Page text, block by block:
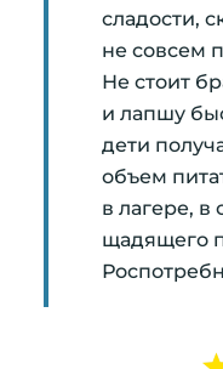
сладости,
не совсем
Не стоит
и лапшу
дети
объем
в лагере, в
щадящего